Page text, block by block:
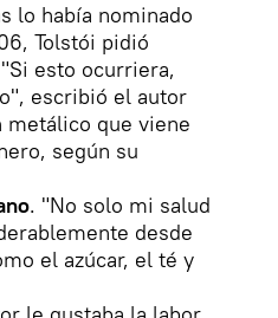
lo había nominado
Tolstói pidió
esto ocurriera,
escribió el autor
metálico que viene
según su
. "No solo mi salud
desde
el azúcar, el té y